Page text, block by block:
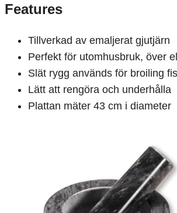
Features
Tillverkad av emaljerat gjutjärn
Perfekt för utomhusbruk, över
Slät rygg används för broiling
Lätt att rengöra och underhålla
Plattan mäter 43 cm i diameter